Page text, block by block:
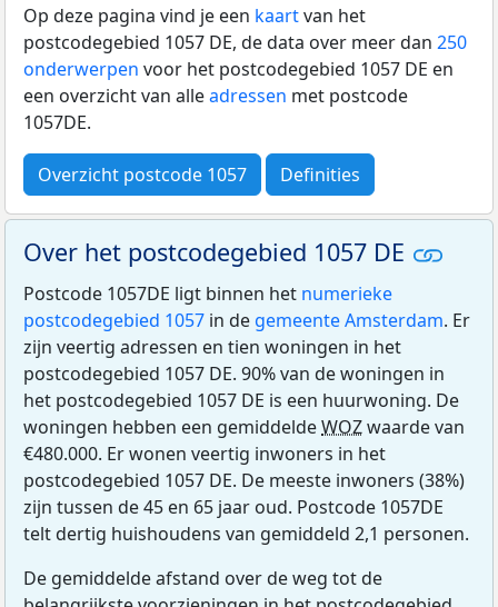
Op deze pagina vind je een kaartvan het
postcodegebied 1057 DE, de data over meer dan 250
onderwerpen voor het postcodegebied 1057 DE en
een overzicht van alleadressen met postcode
1057DE.
Overzicht postcode 1057 Definities
Over het postcodegebied 1057 DE
Postcode 1057DE ligt binnen het numerieke
postcodegebied 1057 in de gemeente Amsterdam. Er
zijn veertig adressen en tien woningen in het
postcodegebied 1057 DE. 90% van de woningen in
het postcodegebied 1057 DE is een huurwoning. De
woningen hebben een gemiddeldeWOZwaarde van
€480.000. Er wonen veertig inwoners in het
postcodegebied 1057 DE. De meeste inwoners (38%)
zijn tussen de 45 en 65 jaar oud. Postcode 1057DE
telt dertig huishoudens van gemiddeld 2,1 personen.
De gemiddelde afstand over de weg tot de